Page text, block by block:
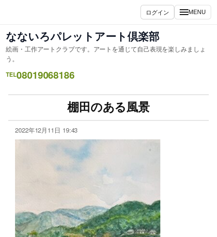
ログイン MENU
なないろパレットアート倶楽部
絵画・工作アートクラブです。アートを通じて自己表現を楽しみましょ
う。
TEL08019068186
棚田のある風景
2022年12月11日 19:43